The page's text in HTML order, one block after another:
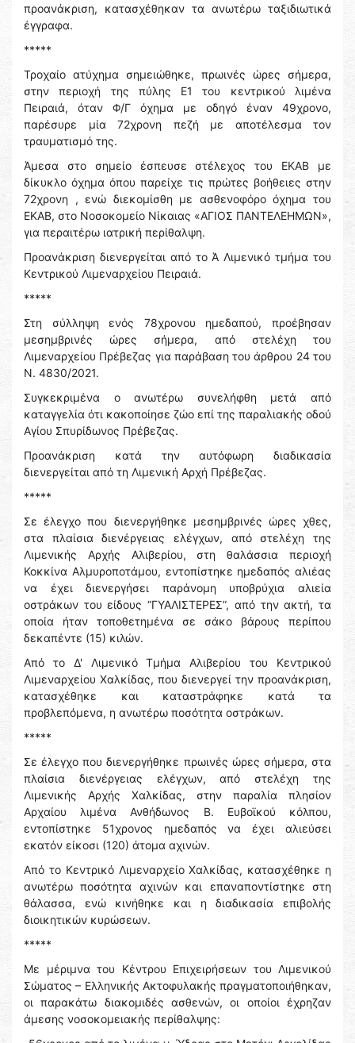
προανάκριση, κατασχέθηκαν τα ανωτέρω ταξιδιωτικά
έγγραφα.
*****
Τροχαίο ατύχημα σημειώθηκε, πρωινές ώρες σήμερα,
στην περιοχή της πύλης Ε1 του κεντρικού λιμένα
Πειραιά, όταν Φ/Γ όχημα με οδηγό έναν 49χρονο,
παρέσυρε μία 72χρονη πεζή με αποτέλεσμα τον
τραυματισμό της.
Άμεσα στο σημείο έσπευσε στέλεχος του ΕΚΑΒ με
δίκυκλο όχημα όπου παρείχε τις πρώτες βοήθειες στην
72χρονη , ενώ διεκομίσθη με ασθενοφόρο όχημα του
ΕΚΑΒ, στο Νοσοκομείο Νίκαιας «ΑΓΙΟΣ ΠΑΝΤΕΛΕΗΜΩΝ»,
για περαιτέρω ιατρική περίθαλψη.
Προανάκριση διενεργείται από το Ά Λιμενικό τμήμα του
Κεντρικού Λιμεναρχείου Πειραιά.
*****
Στη σύλληψη ενός 78χρονου ημεδαπού, προέβησαν
μεσημβρινές ώρες σήμερα, από στελέχη του
Λιμεναρχείου Πρέβεζας για παράβαση του άρθρου 24 του
Ν. 4830/2021.
Συγκεκριμένα ο ανωτέρω συνελήφθη μετά από
καταγγελία ότι κακοποίησε ζώο επί της παραλιακής οδού
Αγίου Σπυρίδωνος Πρέβεζας.
Προανάκριση κατά την αυτόφωρη διαδικασία
διενεργείται από τη Λιμενική Αρχή Πρέβεζας.
*****
Σε έλεγχο που διενεργήθηκε μεσημβρινές ώρες χθες,
στα πλαίσια διενέργειας ελέγχων, από στελέχη της
Λιμενικής Αρχής Αλιβερίου, στη θαλάσσια περιοχή
Κοκκίνα Αλμυροποτάμου, εντοπίστηκε ημεδαπός αλιέας
να έχει διενεργήσει παράνομη υποβρύχια αλιεία
οστράκων του είδους “ΓΥΑΛΙΣΤΕΡΕΣ”, από την ακτή, τα
οποία ήταν τοποθετημένα σε σάκο βάρους περίπου
δεκαπέντε (15) κιλών.
Από το Δ' Λιμενικό Τμήμα Αλιβερίου του Κεντρικού
Λιμεναρχείου Χαλκίδας, που διενεργεί την προανάκριση,
κατασχέθηκε και καταστράφηκε κατά τα
προβλεπόμενα, η ανωτέρω ποσότητα οστράκων.
*****
Σε έλεγχο που διενεργήθηκε πρωινές ώρες σήμερα, στα
πλαίσια διενέργειας ελέγχων, από στελέχη της
Λιμενικής Αρχής Χαλκίδας, στην παραλία πλησίον
Αρχαίου λιμένα Ανθήδωνος Β. Ευβοϊκού κόλπου,
εντοπίστηκε 51χρονος ημεδαπός να έχει αλιεύσει
εκατόν είκοσι (120) άτομα αχινών.
Από το Κεντρικό Λιμεναρχείο Χαλκίδας, κατασχέθηκε η
ανωτέρω ποσότητα αχινών και επαναποντίστηκε στη
θάλασσα, ενώ κινήθηκε και η διαδικασία επιβολής
διοικητικών κυρώσεων.
*****
Με μέριμνα του Κέντρου Επιχειρήσεων του Λιμενικού
Σώματος – Ελληνικής Ακτοφυλακής πραγματοποιήθηκαν,
οι παρακάτω διακομιδές ασθενών, οι οποίοι έχρηζαν
άμεσης νοσοκομειακής περίθαλψης: